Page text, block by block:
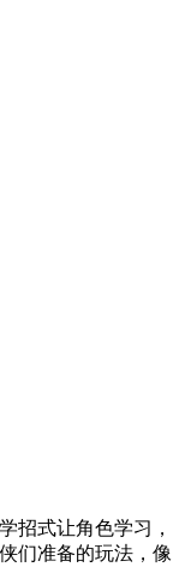
招式让角色学习，
们准备的玩法，像